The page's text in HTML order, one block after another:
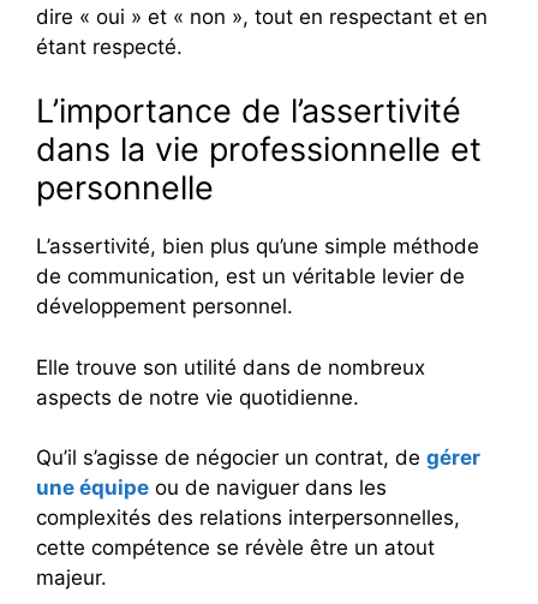
dire « oui » et « non », tout en respectant et en
étant respecté.
L’importance de l’assertivité
dans la vie professionnelle et
personnelle
L’assertivité, bien plus qu’une simple méthode
de communication, est un véritable levier de
développement personnel.
Elle trouve son utilité dans de nombreux
aspects de notre vie quotidienne.
Qu’il s’agisse de négocier un contrat, de gérer
une équipe ou de naviguer dans les
complexités des relations interpersonnelles,
cette compétence se révèle être un atout
majeur.